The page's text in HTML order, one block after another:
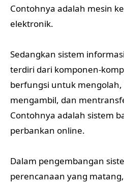
Contohnya adalah mesin
elektronik.
Sedangkan sistem
terdiri dari komponen-
berfungsi untuk
mengambil, dan
Contohnya adalah sistem
perbankan online.
Dalam pengembangan
perencanaan yang